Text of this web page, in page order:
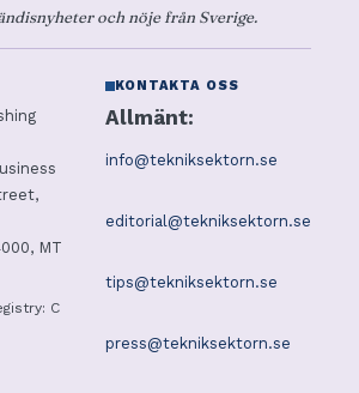
och nöje från Sverige.
MT
C
KONTAKTA OSS
Allmänt:
info@tekniksektorn.se
editorial@tekniksektorn.se
tips@tekniksektorn.se
press@tekniksektorn.se